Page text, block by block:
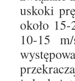
uskoki
około
10-15